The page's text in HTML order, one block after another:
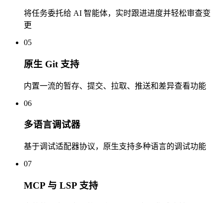
将任务委托给 AI 智能体，实时跟进进度并轻松审查变
更
05
原生 Git 支持
内置一流的暂存、提交、拉取、推送和差异查看功能
06
多语言调试器
基于调试适配器协议，原生支持多种语言的调试功能
07
MCP 与 LSP 支持